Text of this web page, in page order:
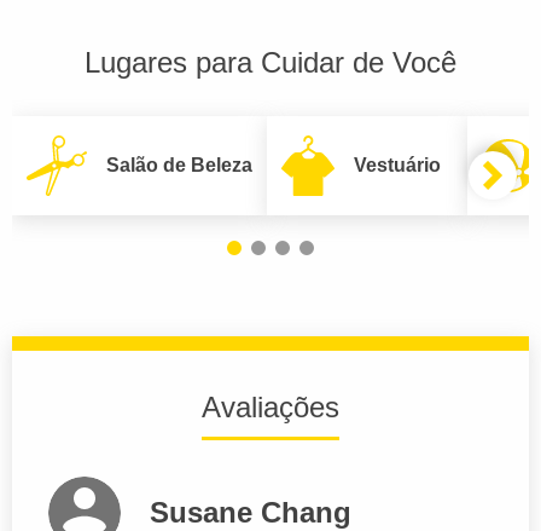
Lugares para Cuidar de Você
Salão de Beleza Vestuário
Avaliações
Susane Chang